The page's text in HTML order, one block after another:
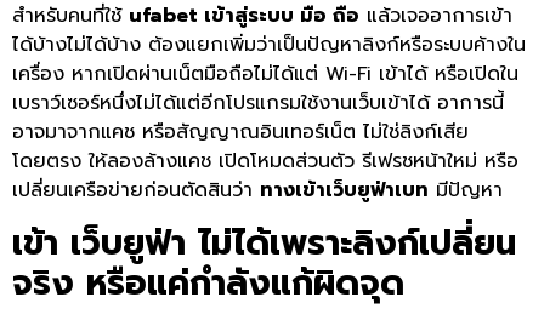
สำหรับคนที่ใช้ ufabet เข้าสู่ระบบ มือ ถือ แล้วเจออาการเข้า
ได้บ้างไม่ได้บ้าง ต้องแยกเพิ่มว่าเป็นปัญหาลิงก์หรือระบบค้างใน
เครื่อง หากเปิดผ่านเน็ตมือถือไม่ได้แต่ Wi-Fi เข้าได้ หรือเปิดใน
เบราว์เซอร์หนึ่งไม่ได้แต่อีกโปรแกรมใช้งานเว็บเข้าได้ อาการนี้
อาจมาจากแคช หรือสัญญาณอินเทอร์เน็ต ไม่ใช่ลิงก์เสีย
โดยตรง ให้ลองล้างแคช เปิดโหมดส่วนตัว รีเฟรชหน้าใหม่ หรือ
เปลี่ยนเครือข่ายก่อนตัดสินว่า ทางเข้าเว็บยูฟ่าเบท มีปัญหา
เข้า เว็บยูฟ่า ไม่ได้เพราะลิงก์เปลี่ยน
จริง หรือแค่กำลังแก้ผิดจุด